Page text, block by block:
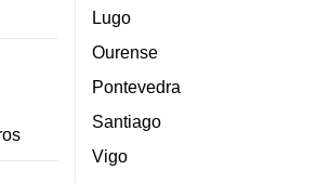
Lugo
Ourense
Pontevedra
Santiago
Vigo